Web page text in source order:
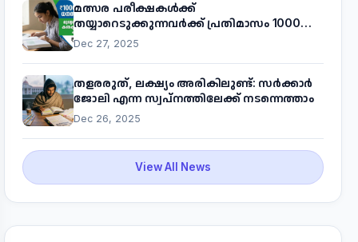
മത്സര പരീക്ഷകൾക്ക്
തയ്യാറെടുക്കുന്നവർക്ക് പ്രതിമാസം 1000
രൂപ! മുഖ്യമന്ത്രിയുടെ 'കണക്ട് ടു വർക്ക്'
പദ്ധതിയെക്കുറിച്ച് അറിയാം
Dec 27, 2025
തളരരുത്, ലക്ഷ്യം അരികിലുണ്ട്: സർക്കാർ
ജോലി എന്ന സ്വപ്നത്തിലേക്ക് നടന്നെത്താം
Dec 26, 2025
View All News